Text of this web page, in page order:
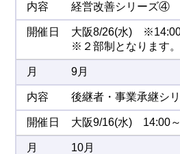
経営改善シリーズ④
大阪8/26(水)
※２部制となります。
9月
後継者・事業承継シ
大阪9/16(水) 14:00
10月